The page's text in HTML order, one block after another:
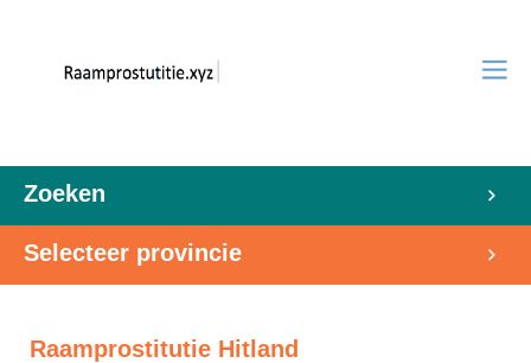
Zoeken
Selecteer provincie
Raamprostitutie Hitland